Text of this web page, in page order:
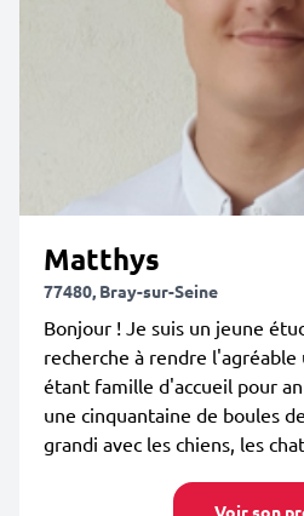
Matthys
77480, Bray-sur-Seine
Bonjour ! Je suis un jeune
recherche à rendre
étant famille d'accueil pour
une cinquantaine de boules
grandi avec les chiens, les
Voir son